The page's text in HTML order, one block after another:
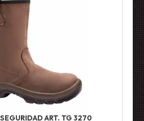
ART. TG 3270